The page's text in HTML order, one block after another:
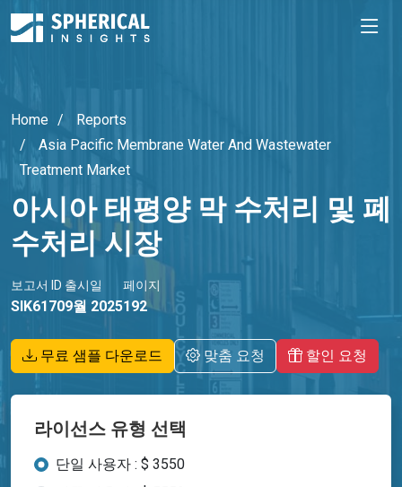
Home
Reports
Asia Pacific Membrane Water And Wastewater
Treatment Market
아시아 태평양 막 수처리 및 폐
수처리 시장
보고서 ID
SIK6170
출시일
9월 2025
페이지
192
무료 샘플 다운로드 맞춤 요청 할인 요청
라이선스 유형 선택
단일 사용자 : $ 3550